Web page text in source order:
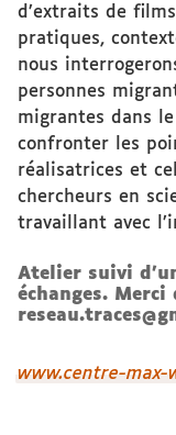
d’extraits de
pratiques,
nous
personnes
migrantes dans
confronter les
réalisatrices et
chercheurs en
travaillant avec
Atelier suivi
échanges.
www.centre-max-